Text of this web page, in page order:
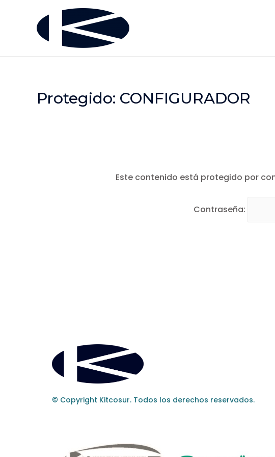
Protegido: CONFIGURADOR
Este contenido está protegido por
Contraseña:
© Copyright Kitcosur. Todos los derechos reservados.